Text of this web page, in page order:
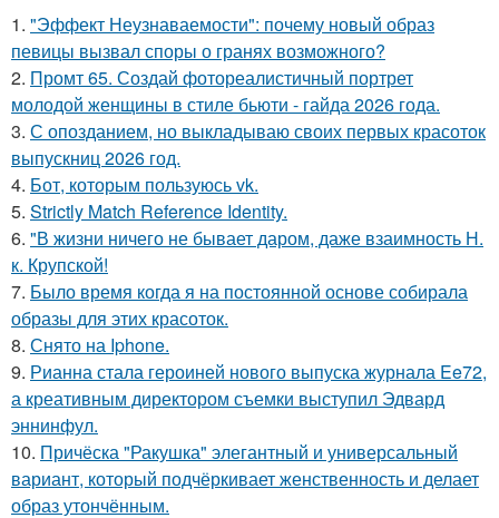
1. "Эффект Неузнаваемости": почему новый образ
певицы вызвал споры о гранях возможного?
2. Промт 65. Создай фотореалистичный портрет
молодой женщины в стиле бьюти - гайда 2026 года.
3. С опозданием, но выкладываю своих первых красоток
выпускниц 2026 год.
4. Бот, которым пользуюсь vk.
5. Strictly Match Reference Identity.
6. "В жизни ничего не бывает даром, даже взаимность Н.
к. Крупской!
7. Было время когда я на постоянной основе собирала
образы для этих красоток.
8. Снято на Iphone.
9. Рианна стала героиней нового выпуска журнала Ee72,
а креативным директором съемки выступил Эдвард
эннинфул.
10. Причёска "Ракушка" элегантный и универсальный
вариант, который подчёркивает женственность и делает
образ утончённым.